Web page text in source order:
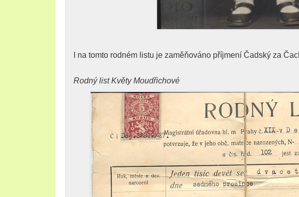
I na tomto rodném listu je zaměňováno příjmení Čadský za
Rodný list Květy Moudřichové